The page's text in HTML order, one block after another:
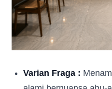
Email Address
Occupation*
Varian Fraga :